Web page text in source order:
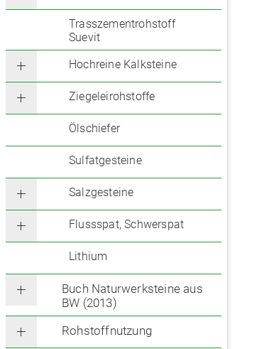
Trasszementrohstoff
Suevit
Hochreine Kalksteine
Ziegeleirohstoffe
Ölschiefer
Sulfatgesteine
Salzgesteine
Flussspat, Schwerspat
Lithium
Buch Naturwerksteine aus
BW (2013)
Rohstoffnutzung